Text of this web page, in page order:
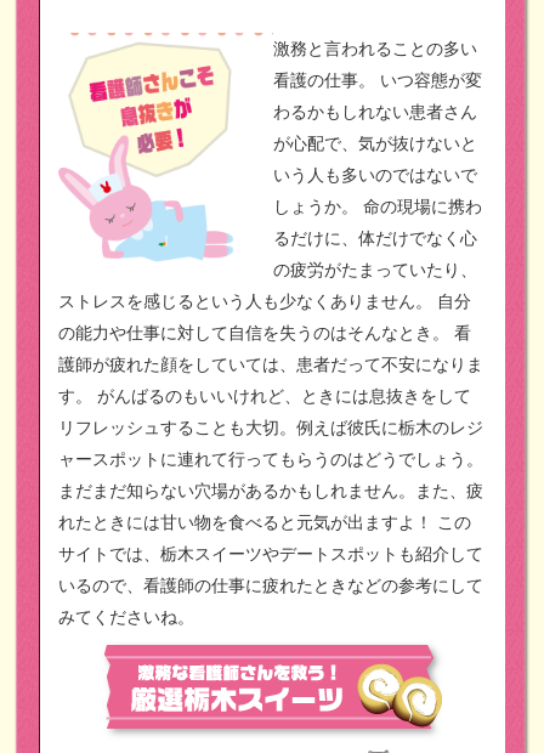
激務と言われることの多い
看護の仕事。
いつ容態が変
わるかもしれない患者さん
が心配で、気が抜けないと
いう人も多いのではないで
しょうか。
命の現場に携わ
るだけに、体だけでなく心
の疲労がたまっていたり、
ストレスを感じるという人も少なくありません。
自分
の能力や仕事に対して自信を失うのはそんなとき。
看
護師が疲れた顔をしていては、患者だって不安になりま
す。
がんばるのもいいけれど、ときには息抜きをして
リフレッシュすることも大切。例えば彼氏に栃木のレジ
ャースポットに連れて行ってもらうのはどうでしょう。
まだまだ知らない穴場があるかもしれません。また、疲
れたときには甘い物を食べると元気が出ますよ！
この
サイトでは、栃木スイーツやデートスポットも紹介して
いるので、看護師の仕事に疲れたときなどの参考にして
みてくださいね。